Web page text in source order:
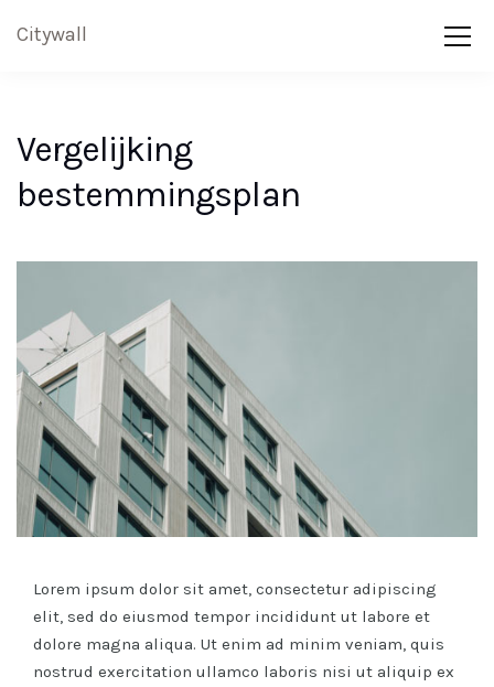
Citywall
Vergelijking
bestemmingsplan
Lorem ipsum dolor sit amet, consectetur adipiscing
elit, sed do eiusmod tempor incididunt ut labore et
dolore magna aliqua. Ut enim ad minim veniam, quis
nostrud exercitation ullamco laboris nisi ut aliquip ex